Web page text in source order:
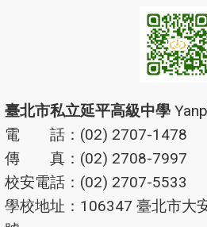
臺北市私立延平高級中學
電 話：(02) 2707-1478
傳 真：(02) 2708-7997
校安電話：(02) 2707-5533
學校地址：106347 臺北市大